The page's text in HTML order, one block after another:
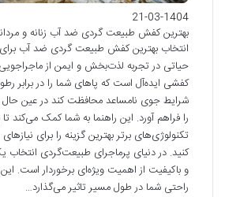
21-03-1404
بهترین کفش طبیعت گردی ضد آب زنانه و
انتخاب بهترین کفش طبیعت گردی ضد آب
حیاتی در تجربه لذت‌بخش و ایمن از
کفشی ایده‌آل است که پاهای شما را در برابر
شرایط جوی نامساعد محافظت کند در عین حال
را فراهم آورد. این راهنما به شما کمک می‌کند
تکنولوژی‌های برتر بهترین گزینه را برای
کنید. در دنیای پرماجرای طبیعت‌گردی
و باکیفیت از اهمیت ویژه‌ای برخوردار است. این
راحتی شما در طول مسیر تاثیر می‌گذارد…